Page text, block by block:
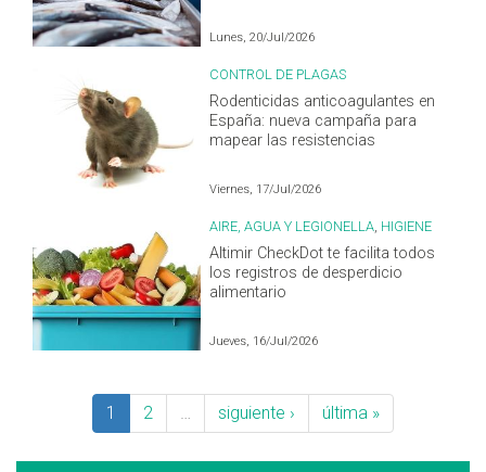
Lunes, 20/Jul/2026
CONTROL DE PLAGAS
Rodenticidas anticoagulantes en
España: nueva campaña para
mapear las resistencias
Viernes, 17/Jul/2026
AIRE, AGUA Y LEGIONELLA, HIGIENE
ALIMENTARIA
Altimir CheckDot te facilita todos
los registros de desperdicio
alimentario
Jueves, 16/Jul/2026
1 2 siguiente › última »